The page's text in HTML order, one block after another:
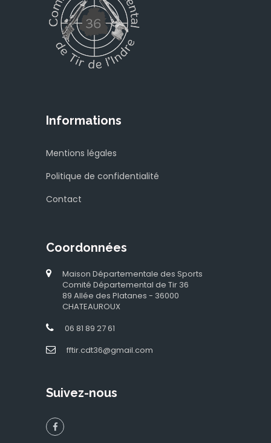
Informations
Mentions légales
Politique de confidentialité
Contact
Coordonnées
Maison Départementale des Sports
Comité Départemental de Tir 36
89 Allée des Platanes - 36000
CHATEAUROUX
06 81 89 27 61
fftir.cdt36@gmail.com
Suivez-nous